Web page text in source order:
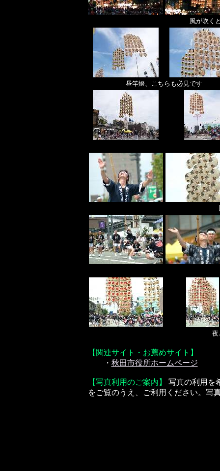
風が吹く
昼竿燈、こちらも必見です
夜
【関連サイト・お薦めサイト】
・ 秋田市役所ホームページ
【写真利用のご案内】
写真の利用を
をご覧のうえ、ご利用ください。写